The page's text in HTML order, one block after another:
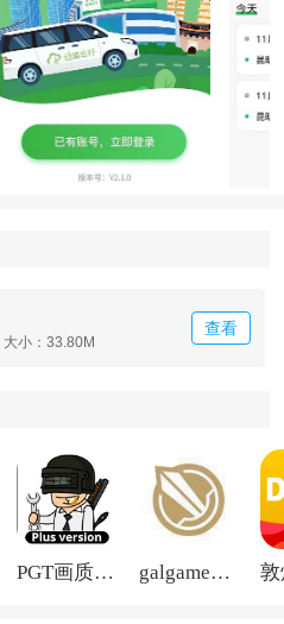
可以快速点击接单按钮，降
。
包括乘客的姓名、联系方
信息，方便司机提前做好
在位置，节省寻找路线的时
并准确显示在
上，方便
达时间。
大小：33.80M
查看
PGT画质助手旧版 galgame游戏盒子2026